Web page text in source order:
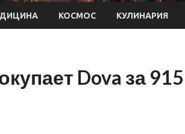
КОСМОС КУЛИНАРИЯ
Dova за 915